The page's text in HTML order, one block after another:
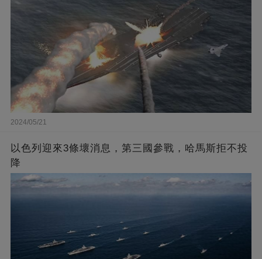
2024/05/21
以色列迎來3條壞消息，第三國參戰，哈馬斯拒不投
降